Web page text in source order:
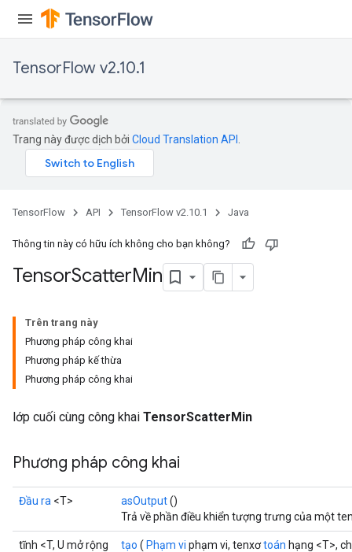
TensorFlow v2.10.1
Trang này được dịch bởi Cloud Translation API
TensorFlow API TensorFlow v2.10.1 Java
Thông tin này có hữu ích không cho bạn không?
TensorScatterMin
Trên trang này
Phương pháp công khai
Phương pháp kế thừa
Phương pháp công khai
lớp cuối cùng công khai TensorScatterMin
Phương pháp công khai
Đầu ra <T> asOutput()
Trả về phần điều khiển tượng trưng của một
tĩnh <T, U mở rộng
tạo ( Phạm vi phạm vi, tenxơtoán hạng <T>,